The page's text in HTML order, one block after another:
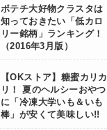
ポテチ大好物クラスタは
知っておきたい「低カロ
リー銘柄」ランキング！
（2016年3月版）
【OKストア】糖蜜カリカ
リ！ 夏のヘルシーおやつ
に「冷凍大学いも＆いも
棒」が安くて美味しい!!